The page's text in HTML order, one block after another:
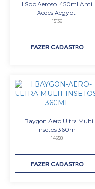
I.Sbp Aerosol 450ml Anti
Aedes Aegypti
15136
FAZER CADASTRO
I.Baygon Aero Ultra Multi
Insetos 360ml
14658
FAZER CADASTRO